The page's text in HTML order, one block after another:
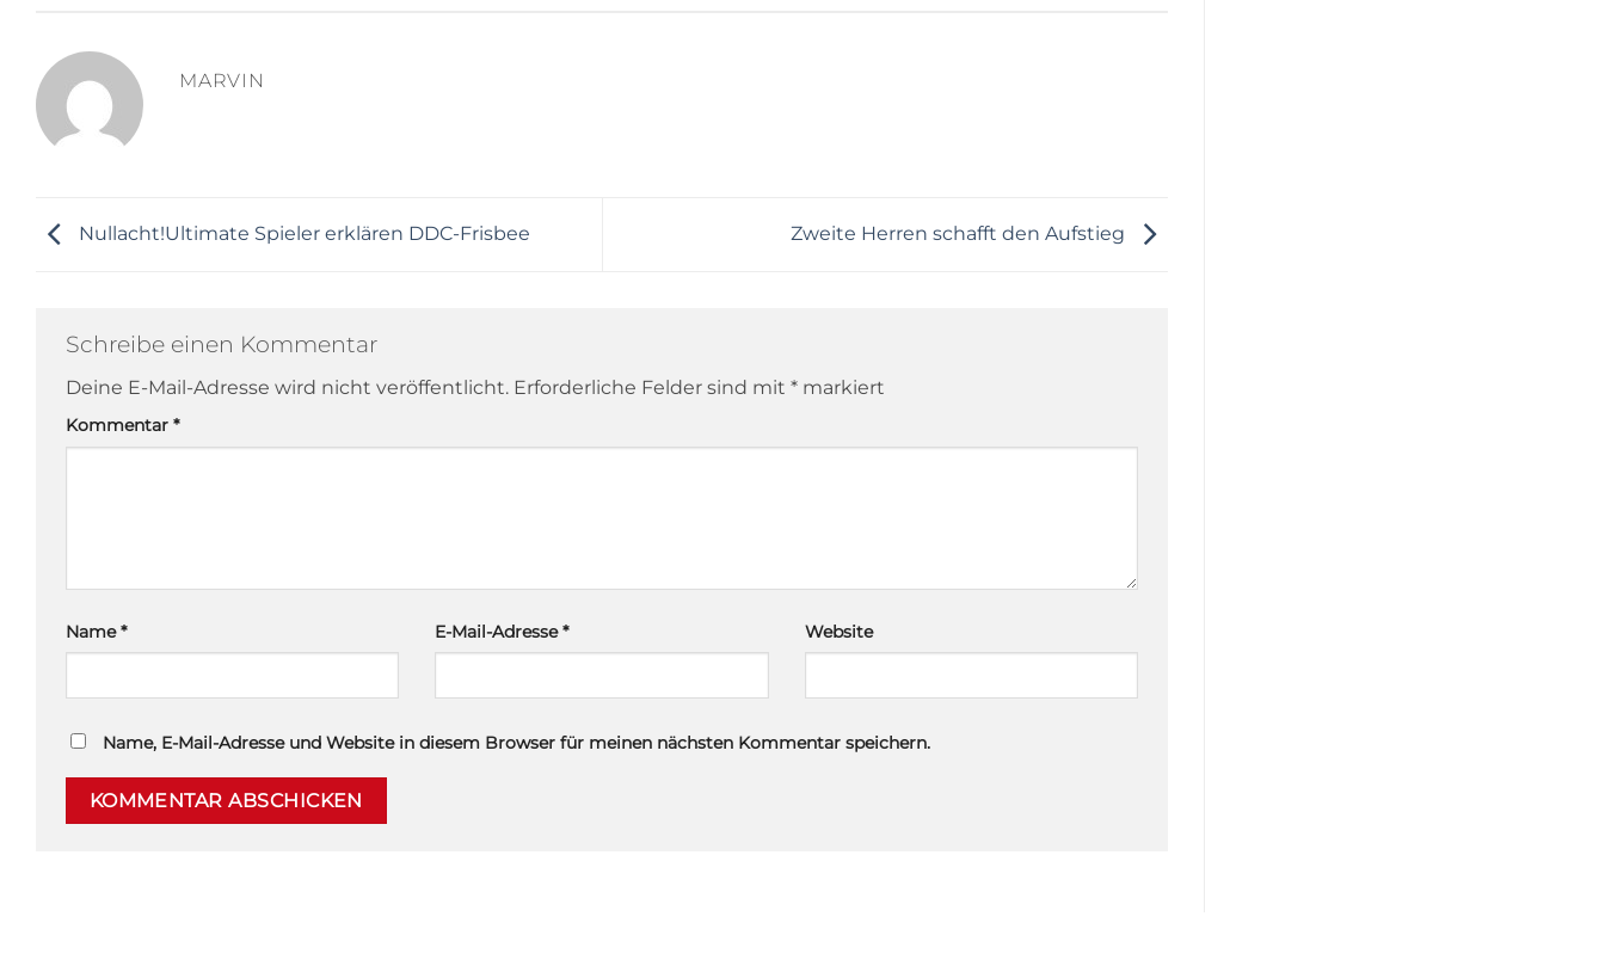
MARVIN
Nullacht!Ultimate Spieler erklären DDC-Frisbee Zweite Herren schafft den Aufstieg
Schreibe einen Kommentar
Deine E-Mail-Adresse wird nicht veröffentlicht. Erforderliche Felder sind mit * markiert
Kommentar *
Name* E-Mail-Adresse* Website
Name, E-Mail-Adresse und Website in diesem Browser für meinen nächsten Kommentar speichern.